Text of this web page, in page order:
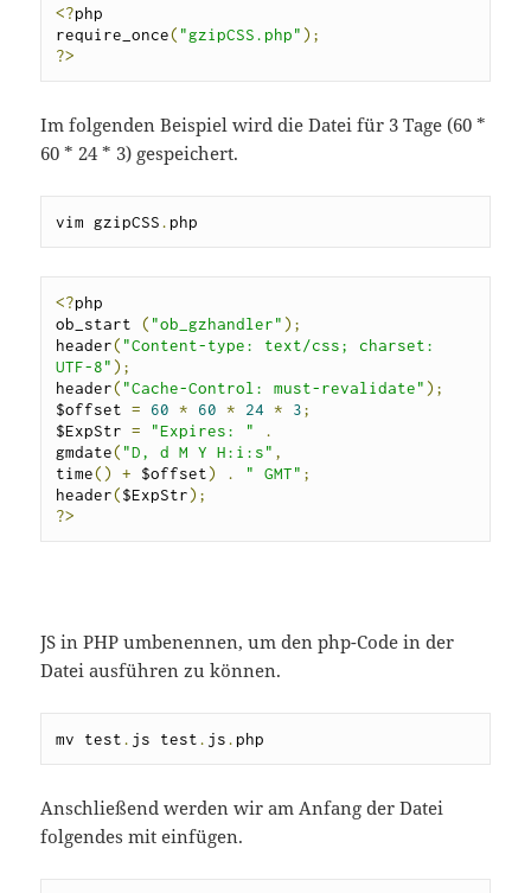
<?php
require_once( "gzipCSS.php" );
?>
Im folgenden Beispiel wird die Datei für 3 Tage (60 *
60 * 24 * 3) gespeichert.
vim gzipCSS .php
<?php
ob_start ( "ob_gzhandler" );
header( "Content-type: text/css; charset:
UTF-8" );
header( "Cache-Control: must-revalidate" );
$offset = 60 * 60 * 24 * 3;
$ExpStr = "Expires: "
.
gmdate( "D, d M Y H:i:s" ,
time() + $offset) . " GMT" ;
header($ExpStr);
?>
JS in PHP umbenennen, um den php-Code in der
Datei ausführen zu können.
mv test . js test . js .php
Anschließend werden wir am Anfang der Datei
folgendes mit einfügen.